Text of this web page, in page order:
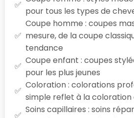
pour tous les types de
Coupe homme : coupes
mesure, de la coupe
tendance
Coupe enfant : coupes
pour les plus jeunes
Coloration : colorations
simple reflet à la
Soins capillaires : soins